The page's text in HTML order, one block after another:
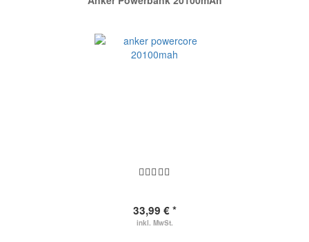
33,99 € *
inkl. MwSt.